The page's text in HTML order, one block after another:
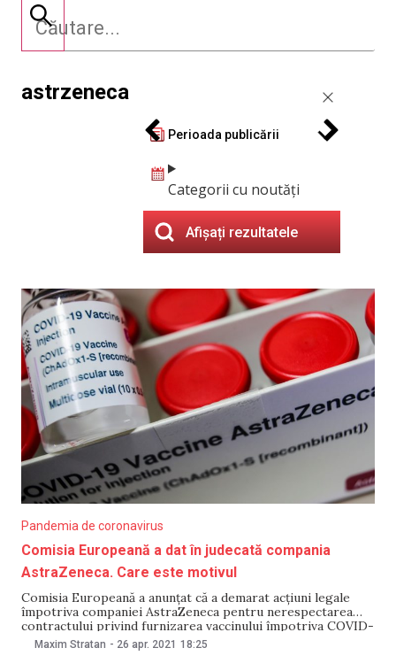
astrzeneca
Perioada publicării
Categorii cu noutăți
Afișați rezultatele
Pandemia de coronavirus
Comisia Europeană a dat în judecată compania
AstraZeneca. Care este motivul
Comisia Europeană a anunțat că a demarat acțiuni legale
împotriva companiei AstraZeneca pentru nerespectarea
contractului privind furnizarea vaccinului împotriva COVID-
19. Totodată, UE acuză compania farmaceutică de
neprezentarea unui plan fiabil care să asigure livrarea
Maxim Stratan - 26 apr. 2021 18:25